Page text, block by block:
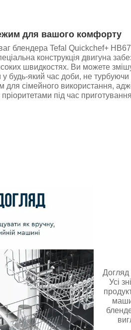
для вашого комфорту
блендера Tefal Quickchef+
конструкція двигуна
швидкостях. Ви можете
у будь-який час доби, не
для сімейного використання,
пріоритетами під час приготування
Догляд
Усі